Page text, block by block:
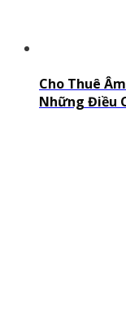
Cho Thuê
Những Điều